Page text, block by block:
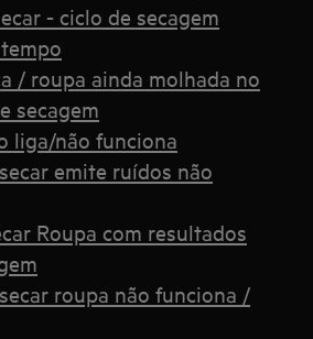
- ciclo de secagem
/ roupa ainda molhada no
secagem
liga/não funciona
emite ruídos não
Roupa com resultados
roupa não funciona /